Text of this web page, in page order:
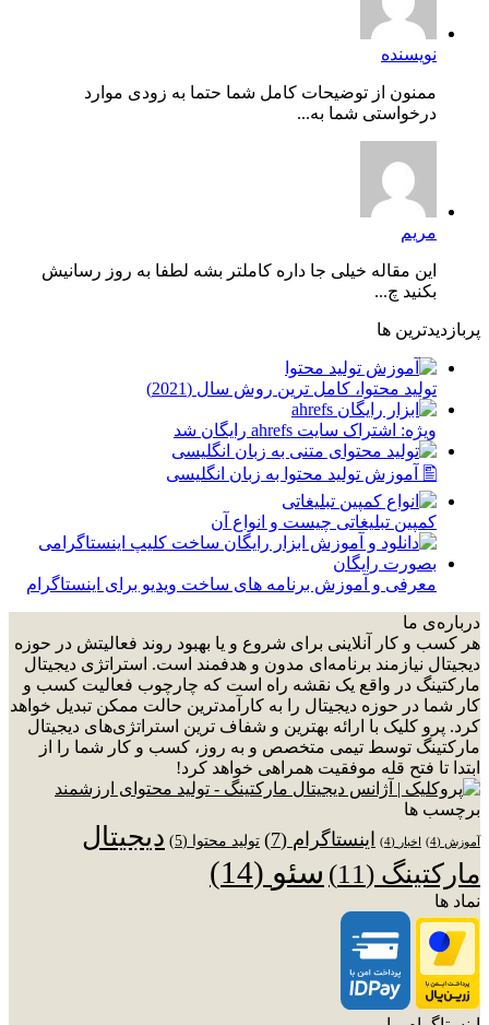
نویسنده
ممنون از توضیحات کامل شما حتما به زودی موارد
درخواستی شما به...
مریم
این مقاله خیلی جا داره کاملتر بشه لطفا به روز رسانیش
بکنید چ...
پربازدیدترین ها
توليد محتوا، کامل ترین روش سال (2021)
ویژه: اشتراک سایت ahrefs رایگان شد
🖺 آموزش تولید محتوا به زبان انگلیسی
کمپین تبلیغاتی چیست و انواع آن
معرفی و آموزش برنامه های ساخت ویدیو برای اینستاگرام
درباره‌ی ما
هر کسب و کار آنلاینی برای شروع و یا بهبود روند فعالیتش در حوزه
دیجیتال نیازمند برنامه‌ای مدون و هدفمند است. استراتژی دیجیتال
مارکتینگ در واقع یک نقشه راه است که چارچوب فعالیت کسب و
کار شما در حوزه دیجیتال را به کارآمدترین حالت ممکن تبدیل خواهد
کرد. پرو کلیک با ارائه بهترین و شفاف ترین استراتژی‌های دیجیتال
مارکتینگ توسط تیمی متخصص و به روز، کسب و کار شما را از
ابتدا تا فتح قله موفقیت همراهی خواهد کرد!
برچسب ها
آموزش (4) اخبار (4) اینستاگرام (7) تولید محتوا (5)
دیجیتال
مارکتینگ (11) سئو (14)
نماد ها